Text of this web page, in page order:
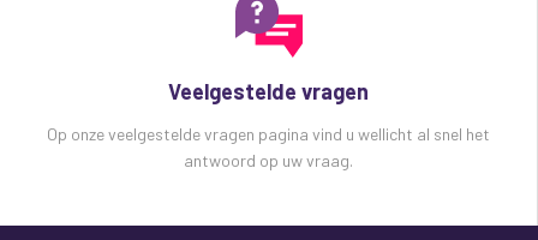
Veelgestelde vragen
Op onze veelgestelde vragen pagina vind u wellicht al snel het
antwoord op uw vraag.